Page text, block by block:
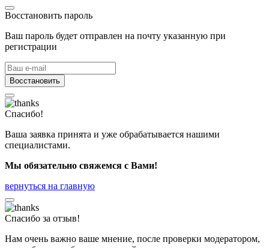
Восстановить пароль
Ваш пароль будет отправлен на почту указанную при
регистрации
Восстановить
Спасибо!
Ваша заявка принята и уже обрабатывается нашими
специалистами.
Мы обязательно свяжемся с Вами!
вернуться на главную
Спасибо за отзыв!
Нам очень важно ваше мнение, после проверки модератором,